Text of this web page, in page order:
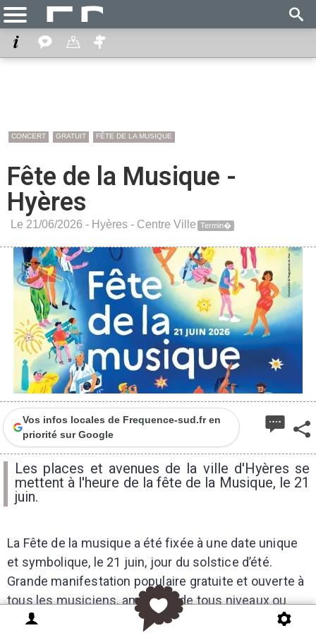
CONCERT GRATUIT FÊTE DE LA MUSIQUE
Fête de la Musique -
Hyères
Le 21/06/2026 - Hyères - Centre Ville Termin�
3
Vos infos locales de Frequence-sud.fr en
priorité sur Google
Les places et avenues de la ville d'Hyères se
mettent à l'heure de la fête de la Musique, le 21
juin.
La Fête de la musique a été fixée à une date unique
et symbolique, le 21 juin, jour du solstice d’été.
Grande manifestation populaire gratuite et ouverte à
tous les musiciens, amateurs de tous niveaux ou
professionnels, elle célèbre la musique vivante et